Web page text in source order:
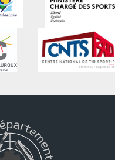
du Comité de la